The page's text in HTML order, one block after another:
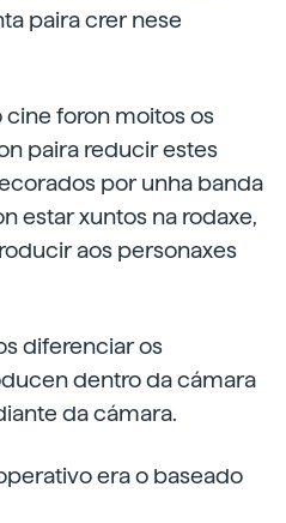
paira crer nese
cine foron moitos os
paira reducir estes
por unha banda
estar xuntos na rodaxe,
aos personaxes
diferenciar os
dentro da cámara
da cámara.
era o baseado